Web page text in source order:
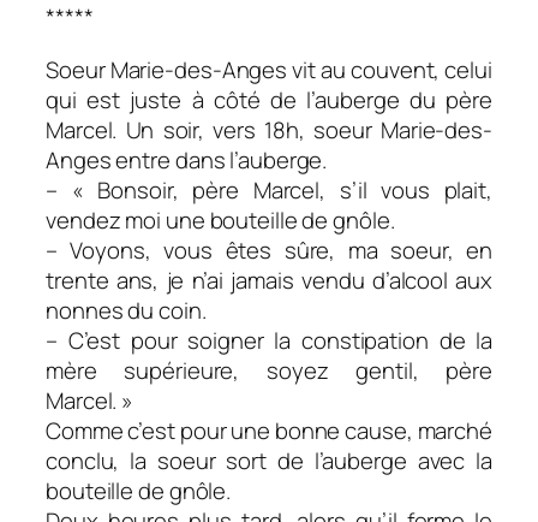
*****
Soeur Marie-des-Anges vit au couvent, celui
qui est juste à côté de l’auberge du père
Marcel. Un soir, vers 18h, soeur Marie-des-
Anges entre dans l’auberge.
– « Bonsoir, père Marcel, s’il vous plait,
vendez moi une bouteille de gnôle.
– Voyons, vous êtes sûre, ma soeur, en
trente ans, je n’ai jamais vendu d’alcool aux
nonnes du coin.
– C’est pour soigner la constipation de la
mère supérieure, soyez gentil, père
Marcel. »
Comme c’est pour une bonne cause, marché
conclu, la soeur sort de l’auberge avec la
bouteille de gnôle.